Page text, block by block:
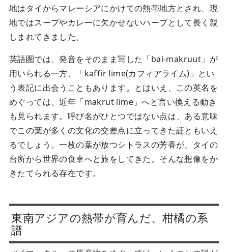
地はタイからマレーシアにかけての熱帯地方とされ、現
地ではスープやカレーに欠かせないハーブとして長く親
しまれてきました。
英語圏では、発音をそのまま写した「bai-makruut」が
用いられる一方、「kaffir lime(カフィアライム)」とい
う表記に出会うこともあります。とはいえ、この英名を
めぐっては、近年「makrut lime」へと言い換える動き
も見られます。呼び名がひとつではない点は、ある意味
でこの葉が多くの文化の交差点に立ってきた証ともいえ
るでしょう。一枚の葉が放つシトラスの芳香が、タイの
台所から世界の食卓へと旅をしてきた。そんな想像をか
きたてられる存在です。
東南アジアの熱帯が育んだ、柑橘の系
譜